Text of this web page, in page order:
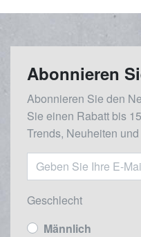
Abonnieren
Abonnieren Sie den
Sie einen Rabatt bis
Trends, Neuheiten
Geschlecht
Männlich